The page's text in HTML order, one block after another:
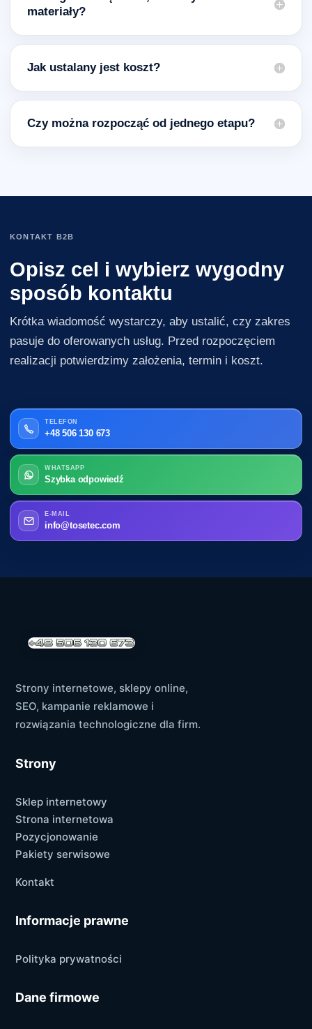
materiały?
Jak ustalany jest koszt?
Czy można rozpocząć od jednego etapu?
KONTAKT B2B
Opisz cel i wybierz wygodny
sposób kontaktu
Krótka wiadomość wystarczy, aby ustalić, czy zakres
pasuje do oferowanych usług. Przed rozpoczęciem
realizacji potwierdzimy założenia, termin i koszt.
TELEFON
+48 506 130 673
WHATSAPP
Szybka odpowiedź
E-MAIL
info@tosetec.com
Strony internetowe, sklepy online,
SEO, kampanie reklamowe i
rozwiązania technologiczne dla firm.
Strony
Sklep internetowy
Strona internetowa
Pozycjonowanie
Pakiety serwisowe
Kontakt
Informacje prawne
Polityka prywatności
Dane firmowe